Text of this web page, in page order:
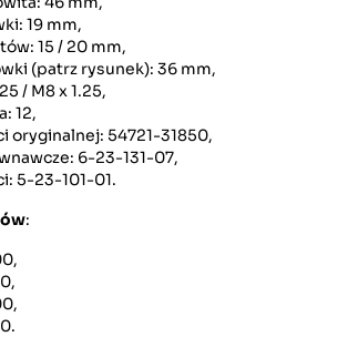
19 mm,
15 / 20 mm,
(patrz rysunek): 36 mm,
/ M8 x 1.25,
12,
oryginalnej: 54721-31850,
6-23-131-07,
5-23-101-01.
: